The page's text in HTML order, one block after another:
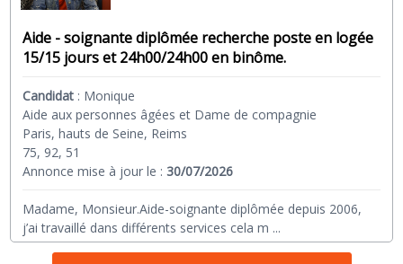
Aide - soignante diplômée recherche poste en logée
15/15 jours et 24h00/24h00 en binôme.
Candidat : Monique
Aide aux personnes âgées et Dame de compagnie
Paris, hauts de Seine, Reims
75, 92, 51
Annonce mise à jour le :30/07/2026
Madame, Monsieur.Aide-soignante diplômée depuis 2006,
j’ai travaillé dans différents services cela m ...